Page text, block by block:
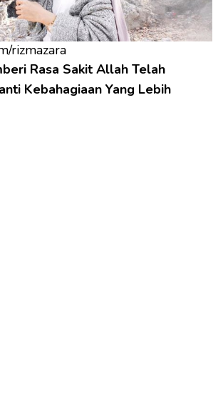
rizmazara
Rasa Sakit Allah Telah
Kebahagiaan Yang Lebih